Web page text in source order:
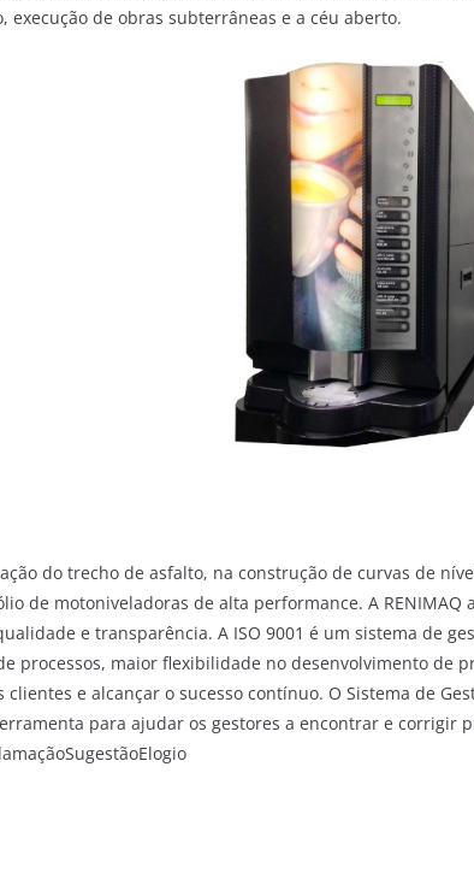
execução de obras subterrâneas e a céu aberto.
do trecho de asfalto, na construção de curvas de
de motoniveladoras de alta performance. A RENIMAQ
e transparência. A ISO 9001 é um sistema de
processos, maior flexibilidade no desenvolvimento de
clientes e alcançar o sucesso contínuo. O Sistema de
para ajudar os gestores a encontrar e corrigir